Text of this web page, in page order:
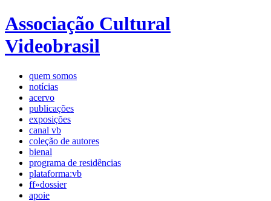
Associação Cultural
Videobrasil
quem somos
notícias
acervo
publicações
exposições
canal vb
coleção de autores
bienal
programa de residências
plataforma:vb
ff»dossier
apoie